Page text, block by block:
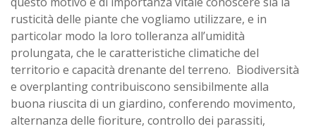
rusticità delle piante che vogliamo utilizzare, e in
particolar modo la loro tolleranza all’umidità
prolungata, che le caratteristiche climatiche del
territorio e capacità drenante del terreno. Biodiversità
e overplanting contribuiscono sensibilmente alla
buona riuscita di un giardino, conferendo movimento,
alternanza delle fioriture, controllo dei parassiti,